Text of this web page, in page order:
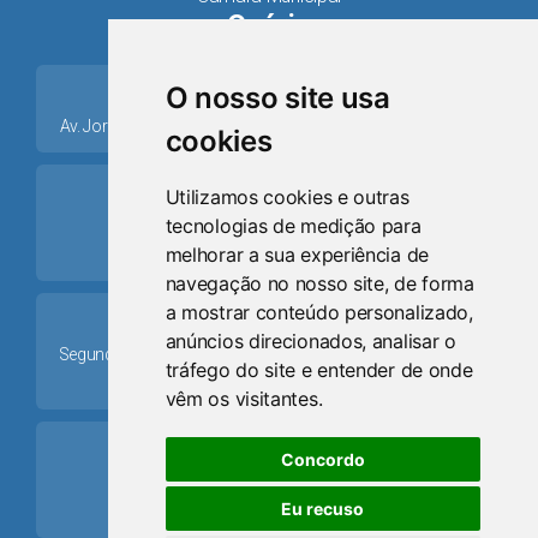
O nosso site usa
cookies
Utilizamos cookies e outras
tecnologias de medição para
melhorar a sua experiência de
navegação no nosso site, de forma
a mostrar conteúdo personalizado,
anúncios direcionados, analisar o
tráfego do site e entender de onde
vêm os visitantes.
Concordo
Eu recuso
Osório
place
Av. Jorge Dariva, 1211, Centro CEP: 95520.000 - Osório/RS
ring_volume
Telefone
(51) 9 8024-0884
Schedule
Segunda-feira a Sexta-feira: 08h às 12h e das 13h30min às
17h30min
mail
Email
camaraosorio@gmail.com